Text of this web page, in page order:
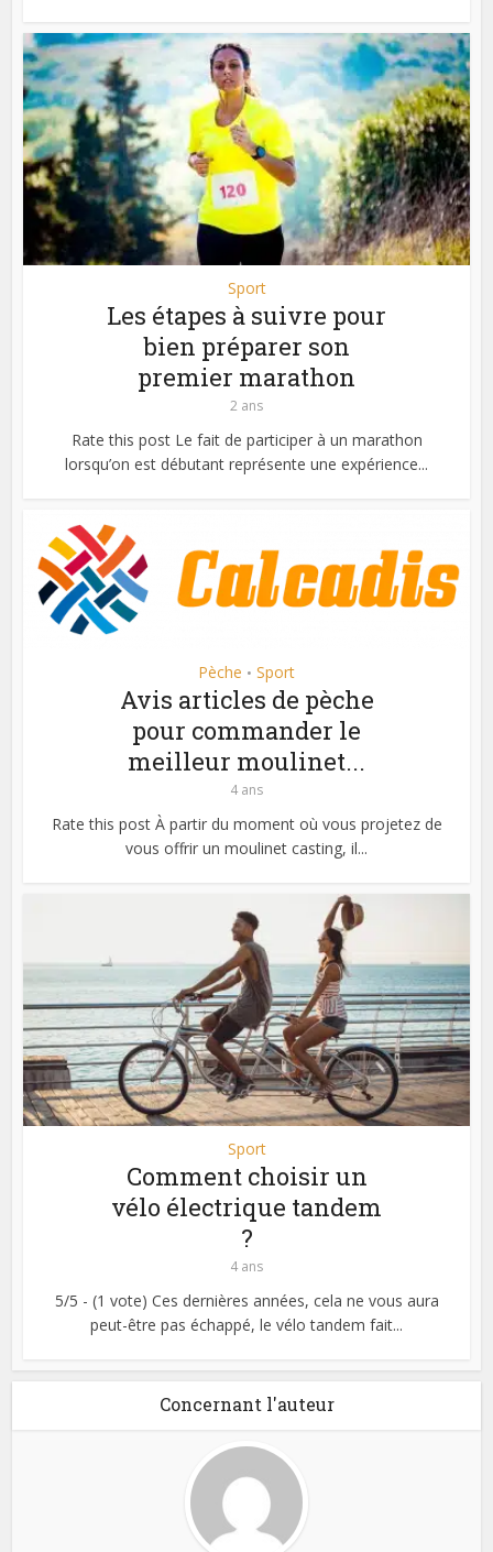
Sport
Les étapes à suivre pour
bien préparer son
premier marathon
2 ans
Rate this post Le fait de participer à un marathon
lorsqu’on est débutant représente une expérience...
Pèche • Sport
Avis articles de pèche
pour commander le
meilleur moulinet...
4 ans
Rate this post À partir du moment où vous projetez de
vous offrir un moulinet casting, il...
Sport
Comment choisir un
vélo électrique tandem
?
4 ans
5/5 - (1 vote) Ces dernières années, cela ne vous aura
peut-être pas échappé, le vélo tandem fait...
Concernant l'auteur